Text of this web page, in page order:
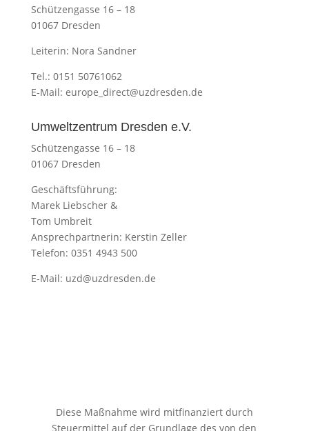
Schützengasse 16 – 18
01067 Dresden
Leiterin: Nora Sandner
Tel.: 0151 50761062
E-Mail: europe_direct@uzdresden.de
Umweltzentrum Dresden e.V.
Schützengasse 16 – 18
01067 Dresden
Geschäftsführung:
Marek Liebscher &
Tom Umbreit
Ansprechpartnerin: Kerstin Zeller
Telefon: 0351 4943 500
E-Mail: uzd@uzdresden.de
Diese Maßnahme wird mitfinanziert durch
Steuermittel auf der Grundlage des von den